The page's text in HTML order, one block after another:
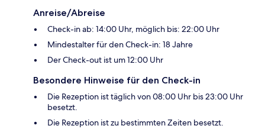
Anreise/Abreise
Check-in ab: 14:00 Uhr, möglich bis: 22:00 Uhr
Mindestalter für den Check-in: 18 Jahre
Der Check-out ist um 12:00 Uhr
Besondere Hinweise für den Check-in
Die Rezeption ist täglich von 08:00 Uhr bis 23:00 Uhr
besetzt.
Die Rezeption ist zu bestimmten Zeiten besetzt.